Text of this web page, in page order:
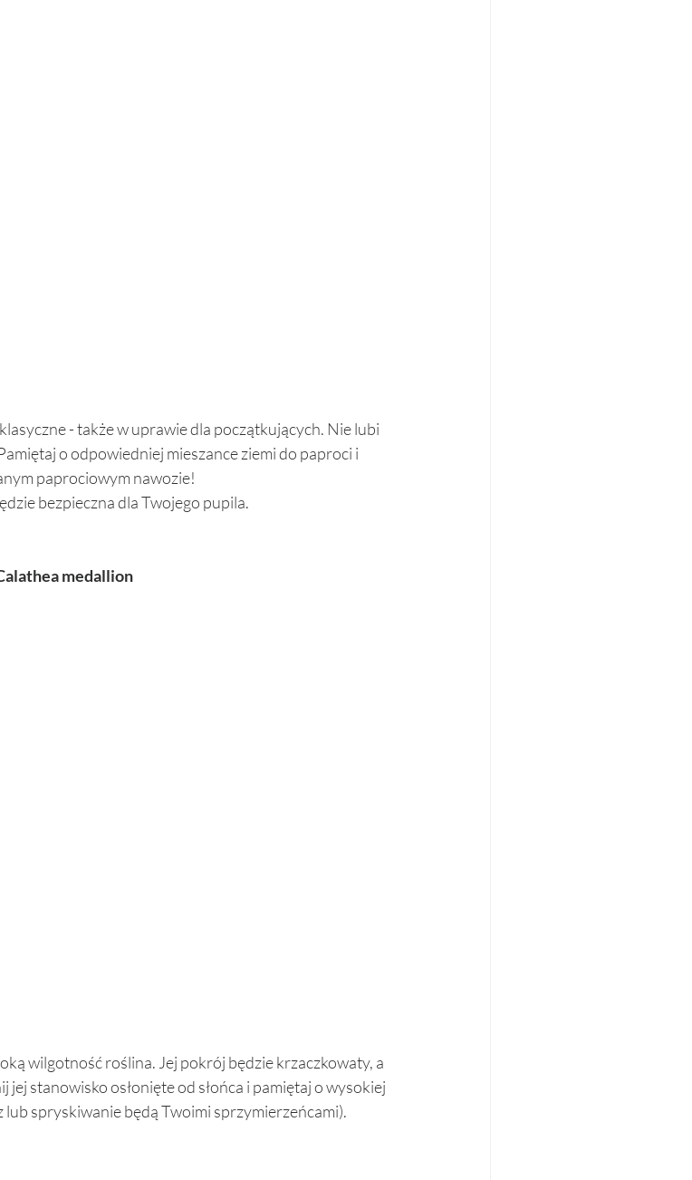
- także w uprawie dla początkujących. Nie lubi
o odpowiedniej mieszance ziemi do paproci i
paprociowym nawozie!
bezpieczna dla Twojego pupila.
medallion
wilgotność roślina. Jej pokrój będzie krzaczkowaty, a
stanowisko osłonięte od słońca i pamiętaj o wysokiej
spryskiwanie będą Twoimi sprzymierzeńcami).